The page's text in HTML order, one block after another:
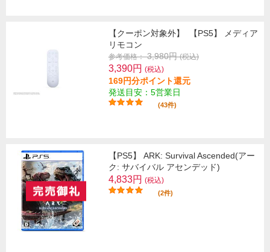
【クーポン対象外】
【PS5】 メディア
リモコン
参考価格： 3,980円(税込)
3,390円 (税込)
169円分ポイント還元
発送目安：5営業日
(43件)
【PS5】 ARK: Survival Ascended(アー
ク: サバイバル アセンデッド)
4,833円 (税込)
(2件)